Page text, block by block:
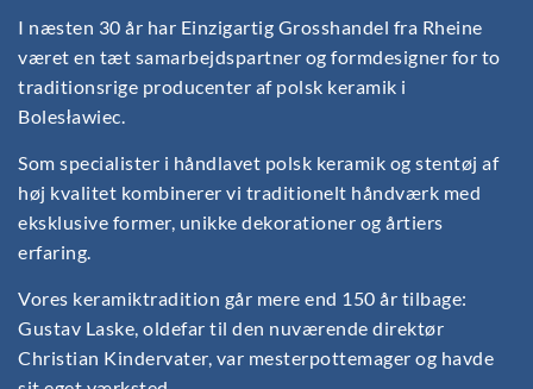
I næsten 30 år har Einzigartig Grosshandel fra Rheine
været en tæt samarbejdspartner og formdesigner for to
traditionsrige producenter af polsk keramik i
Bolesławiec.
Som specialister i håndlavet polsk keramik og stentøj af
høj kvalitet kombinerer vi traditionelt håndværk med
eksklusive former, unikke dekorationer og årtiers
erfaring.
Vores keramiktradition går mere end 150 år tilbage:
Gustav Laske, oldefar til den nuværende direktør
Christian Kindervater, var mesterpottemager og havde